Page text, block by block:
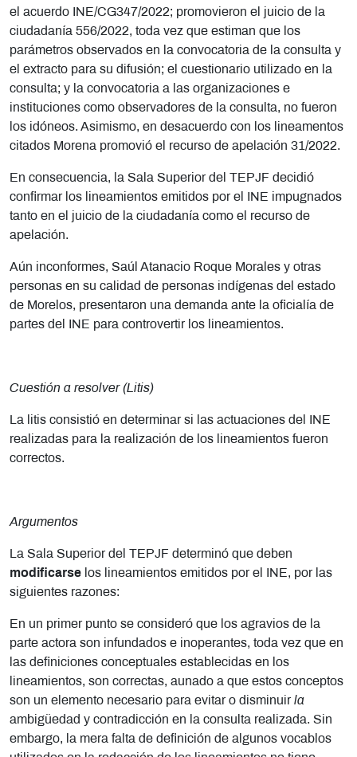
el acuerdo INE/CG347/2022; promovieron el juicio de la
ciudadanía 556/2022, toda vez que estiman que los
parámetros observados en la convocatoria de la consulta y
el extracto para su difusión; el cuestionario utilizado en la
consulta; y la convocatoria a las organizaciones e
instituciones como observadores de la consulta, no fueron
los idóneos. Asimismo, en desacuerdo con los lineamentos
citados Morena promovió el recurso de apelación 31/2022.
En consecuencia, la Sala Superior del TEPJF decidió
confirmar los lineamientos emitidos por el INE impugnados
tanto en el juicio de la ciudadanía como el recurso de
apelación.
Aún inconformes, Saúl Atanacio Roque Morales y otras
personas en su calidad de personas indígenas del estado
de Morelos, presentaron una demanda ante la oficialía de
partes del INE para controvertir los lineamientos.
Cuestión a resolver (Litis)
La litis consistió en determinar si las actuaciones del INE
realizadas para la realización de los lineamientos fueron
correctos.
Argumentos
La Sala Superior del TEPJF determinó que deben
modificarse los lineamientos emitidos por el INE, por las
siguientes razones:
En un primer punto se consideró que los agravios de la
parte actora son infundados e inoperantes, toda vez que en
las definiciones conceptuales establecidas en los
lineamientos, son correctas, aunado a que estos conceptos
son un elemento necesario para evitar o disminuir la
ambigüedad y contradicción en la consulta realizada. Sin
embargo, la mera falta de definición de algunos vocablos